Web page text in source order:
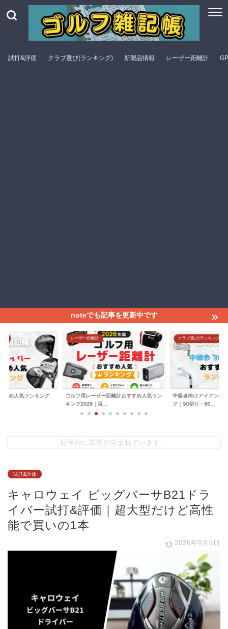
試打&評価 クラブ選び(ランキング) 新製品情報 レーザー距離計
noteでも記事を更新中です
すめ人気ランキング
レーザー距離計
ゴルフ用レーザー距離計おすすめ人気ラン
キング2026｜目...
クラブ選び(ランキング)
中級者向けアイアンお
グ｜90切り・80...
記事内に広告が含まれています。
試打&評価
キャロウェイ ビッグバーサB21ドラ
イバー試打&評価｜超大型だけど高性
能で買いの1本
2026年8月5日